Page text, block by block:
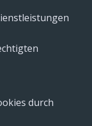
durch